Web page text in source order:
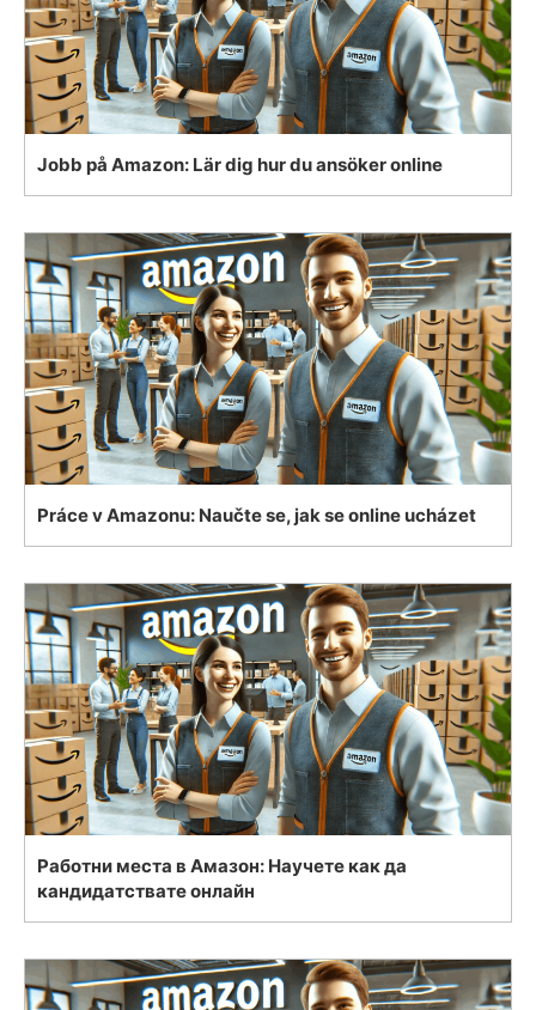
Jobb på Amazon: Lär dig hur du ansöker online
Práce v Amazonu: Naučte se, jak se online ucházet
Работни места в Амазон: Научете как да
кандидатствате онлайн